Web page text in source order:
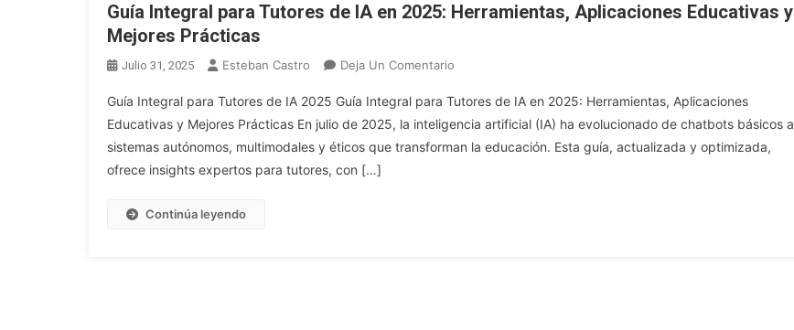
Guía Integral para Tutores de IA en 2025: Herramientas, Aplicaciones Educativas y
Mejores Prácticas
Julio 31, 2025 Esteban Castro Deja Un Comentario
Integral
Para
Tutores
Guía Integral para Tutores de IA 2025 Guía Integral para Tutores de IA en 2025: Herramientas, Aplicaciones
Educativas y Mejores Prácticas En julio de 2025, la inteligencia artificial (IA) ha evolucionado de chatbots básicos a
sistemas autónomos, multimodales y éticos que transforman la educación. Esta guía, actualizada y optimizada,
ofrece insights expertos para tutores, con […]
Continúa leyendo